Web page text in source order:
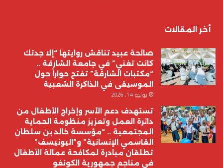
أخر المقالات
صالحة عبيد تناقش روايتها “إلا جدتك
كانت تغني” في جامعة الشارقة ..
“مكتبات الشارقة” تفتح حواراً حول
الموسيقى في الذاكرة الشعبية
يونيو 14, 2026
تستهدف دعم الأسر وإخراج الأطفال من
دائرة العمل وتعزيز منظومة الحماية
المجتمعية .. “مؤسسة خالد بن سلطان
القاسمي الإنسانية” و”اليونيسف”
تطلقان مبادرة لمكافحة عمالة الأطفال
في مناجم جمهورية الكونغو